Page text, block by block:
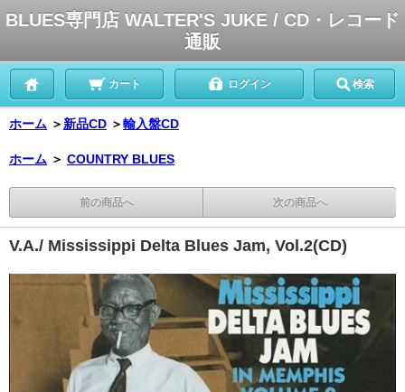
BLUES専門店 WALTER'S JUKE / CD・レコード
通販
カート ログイン 検索
ホーム ＞ 新品CD ＞輸入盤CD
ホーム ＞ COUNTRY BLUES
前の商品へ 次の商品へ
V.A./ Mississippi Delta Blues Jam, Vol.2(CD)